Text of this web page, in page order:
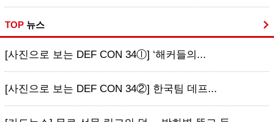
TOP 뉴스
[사진으로 보는 DEF CON 34ⓛ] ‘해커들의...
[사진으로 보는 DEF CON 34②] 한국팀 데프...